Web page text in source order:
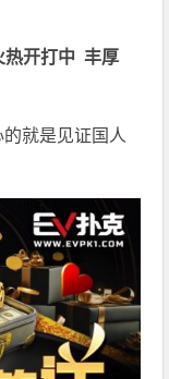
热开打中 丰厚
就是见证国人